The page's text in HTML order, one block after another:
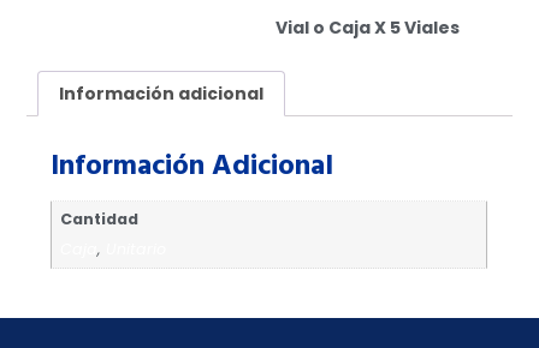
Vial o Caja X 5 Viales
Información adicional
Información Adicional
Cantidad
,